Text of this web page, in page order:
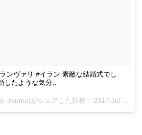
ンヴァリ #イラン 素敵な結婚式でし
したような気分..
がシェアした投稿 – 2017 Jul 28 7:09am PDT